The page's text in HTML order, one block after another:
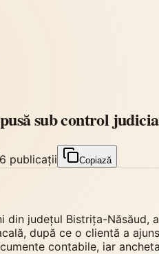
sub control
6 publicații Copiază
din județul Bistrița-
după ce o clientă a
contabile, iar